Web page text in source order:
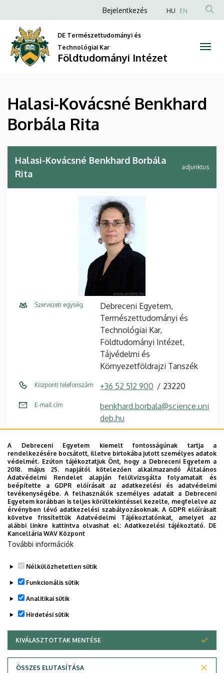
Kovácsné
Benkhard
Borbála
Rita
Földtudományi
Intézet
a
tartalomra
Anonim
fiók
menüje
Bejelentkezés HU EN
DE Természettudományi és
Technológiai Kar
Földtudományi Intézet
Halasi-Kovácsné Benkhard
Borbála Rita
Halasi-Kovácsné Benkhard Borbála
Rita
adjunktus
Szervezeti egység
Debreceni Egyetem,
Természettudományi és
Technológiai Kar,
Földtudományi Intézet,
Tájvédelmi és
Környezetföldrajzi Tanszék
Központi telefonszám +36 52 512 900 23220
E-mail cím
benkhard.borbala@science.uni
deb.hu
Cím
4032 Debrecen, Egyetem tér
1.
Épület
Matematikai és
Földtudományi épület
Emelet, ajtó 2. emelet, 220 (oktatói szoba)
Weboldal
Adatvédelem
A Debreceni Egyetem kiemelt fontosságúnak tartja a
rendelkezésére bocsátott, illetve birtokába jutott személyes adatok
védelmét. Ezúton tájékoztatjuk Önt, hogy a Debreceni Egyetem a
2018. május 25. napjától kötelezően alkalmazandó Általános
Adatvédelmi Rendelet alapján felülvizsgálta folyamatait és
beépítette a GDPR előírásait az adatkezelési és adatvédelmi
tevékenységébe. A felhasználók személyes adatait a Debreceni
Egyetem korábban is teljes körültekintéssel kezelte, megfelelve az
érvényben lévő adatkezelési szabályozásoknak. A GDPR előírásait
követve frissítettük Adatvédelmi Tájékoztatónkat, amelyet az
alábbi linkre kattintva olvashat el:Adatkezelési tájékoztató. DE
Kancellária WAV Központ
További információk
Nélkülözhetetlen sütik
Funkcionális sütik
Analitikai sütik
Hirdetési sütik
KIVÁLASZTOTTAK MENTÉSE
ÖSSZES ELUTASÍTÁSA
WITHDRAW CONSENT